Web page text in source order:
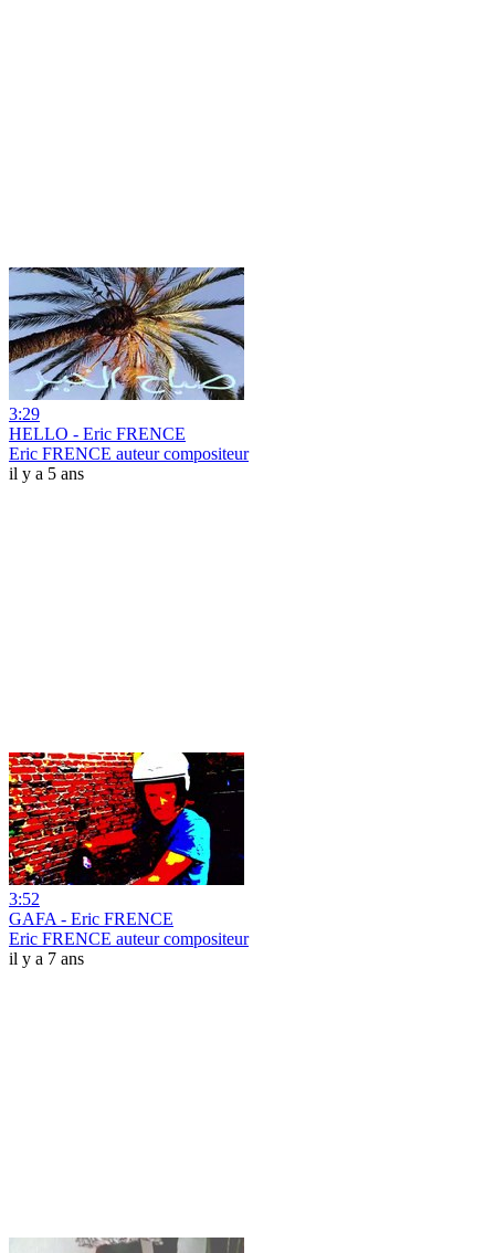
3:29
HELLO - Eric FRENCE
Eric FRENCE auteur compositeur
il y a 5 ans
3:52
GAFA - Eric FRENCE
Eric FRENCE auteur compositeur
il y a 7 ans